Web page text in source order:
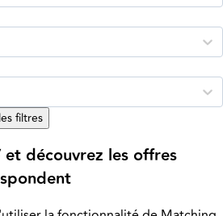
filtres
découvrez les offres